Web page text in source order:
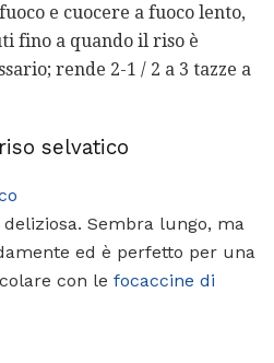
e cuocere a fuoco lento,
fino a quando il riso è
rende 2-1 / 2 a 3 tazze a
selvatico
Sembra lungo, ma
ed è perfetto per una
con le focaccine di